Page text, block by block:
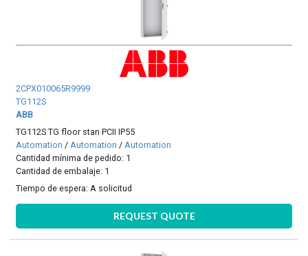
2CPX010065R9999
TG112S
ABB
TG112S TG floor stan PCII IP55
Automation / Automation / Automation
Cantidad mínima de pedido: 1
Cantidad de embalaje: 1
Tiempo de espera:A solicitud
REQUEST QUOTE